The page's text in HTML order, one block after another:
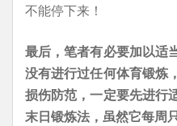
不能停下来！
最后，笔者有必要加以适
没有进行过任何体育锻炼
损伤防范，一定要先进行
末日锻炼法，虽然它每周